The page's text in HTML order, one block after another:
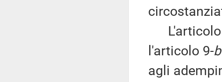
L'articolo
l'articolo 9-
agli